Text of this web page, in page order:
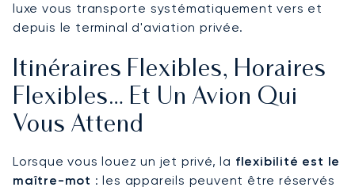
luxe vous transporte systématiquement vers et
depuis le terminal d'aviation privée.
Itinéraires Flexibles, Horaires
Flexibles… Et Un Avion Qui
Vous Attend
Lorsque vous louez un jet privé, la flexibilité est le
maître-mot : les appareils peuvent être réservés